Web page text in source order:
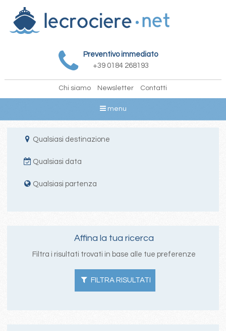
Preventivo immediato
+39 0184 268193
Chi siamo Newsletter Contatti
menu
Qualsiasi destinazione
Qualsiasi data
Qualsiasi partenza
Affina la tua ricerca
Filtra i risultati trovati in base alle tue preferenze
FILTRA RISULTATI